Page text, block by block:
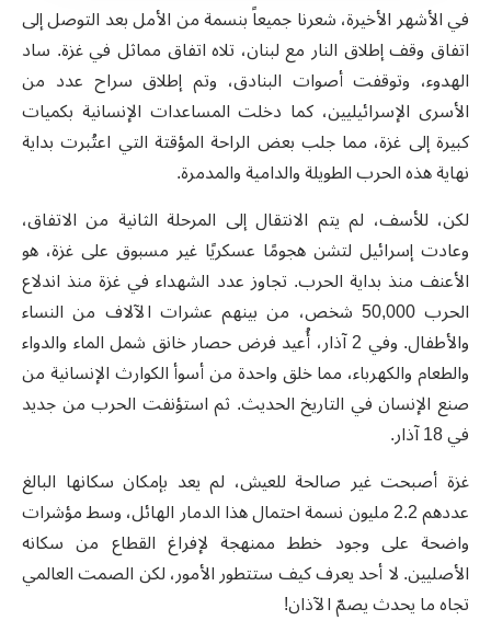
في الأشهر الأخيرة، شعرنا جميعاً بنسمة من الأمل بعد التوصل إلى
اتفاق وقف إطلاق النار مع لبنان، تلاه اتفاق مماثل في غزة. ساد
الهدوء، وتوقفت أصوات البنادق، وتم إطلاق سراح عدد من
الأسرى الإسرائيليين، كما دخلت المساعدات الإنسانية بكميات
كبيرة إلى غزة، مما جلب بعض الراحة المؤقتة التي اعتُبرت بداية
نهاية هذه الحرب الطويلة والدامية والمدمرة.
لكن، للأسف، لم يتم الانتقال إلى المرحلة الثانية من الاتفاق،
وعادت إسرائيل لتشن هجومًا عسكريًا غير مسبوق على غزة، هو
الأعنف منذ بداية الحرب. تجاوز عدد الشهداء في غزة منذ اندلاع
الحرب 50,000 شخص، من بينهم عشرات الآلاف من النساء
والأطفال. وفي 2 آذار، أُعيد فرض حصار خانق شمل الماء والدواء
والطعام والكهرباء، مما خلق واحدة من أسوأ الكوارث الإنسانية من
صنع الإنسان في التاريخ الحديث. ثم استؤنفت الحرب من جديد
في 18 آذار
.
غزة أصبحت غير صالحة للعيش، لم يعد بإمكان سكانها البالغ
عددهم 2.2 مليون نسمة احتمال هذا الدمار الهائل، وسط مؤشرات
واضحة على وجود خطط ممنهجة لإفراغ القطاع من سكانه
الأصليين. لا أحد يعرف كيف ستتطور الأمور، لكن الصمت العالمي
تجاه ما يحدث يصمّ الآذان!